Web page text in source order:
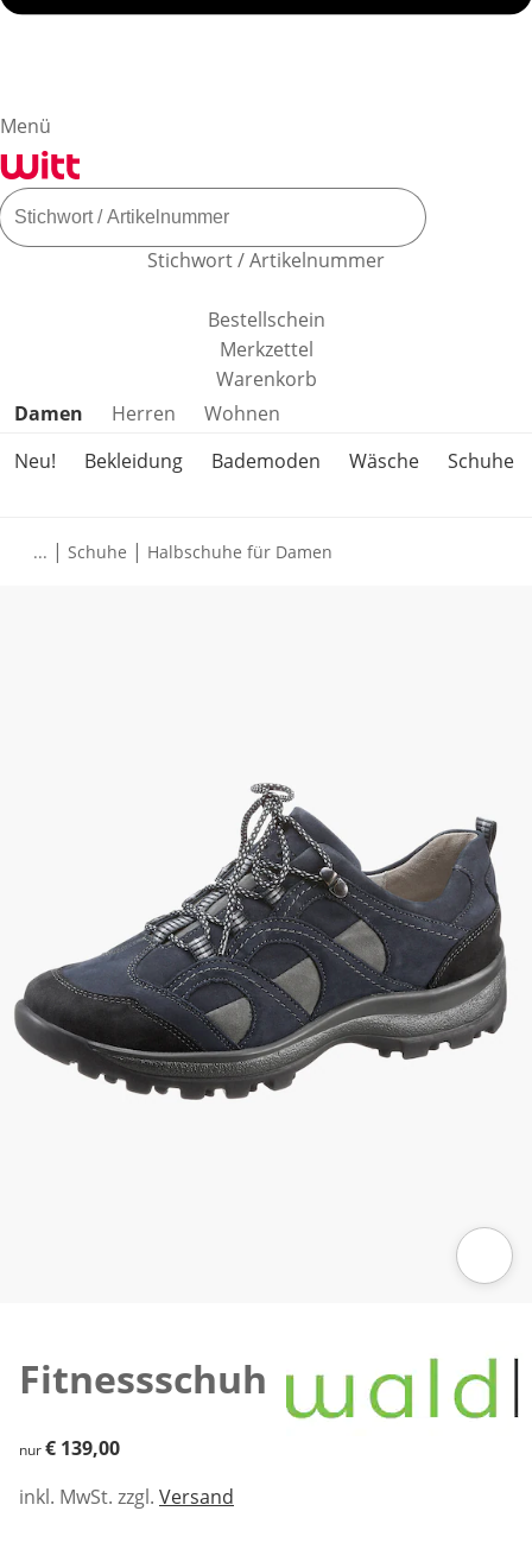
Menü
Stichwort / Artikelnummer
Bestellschein
Merkzettel
Warenkorb
Produktkategorien überspringen
Damen Herren
Wohnen
Neu!
Bekleidung Bademoden Wäsche Schuhe
... | Schuhe | Halbschuhe für Damen
Fitnessschuh
€ 139,00
nur€ 139,00
inkl. MwSt. zzgl. Versand